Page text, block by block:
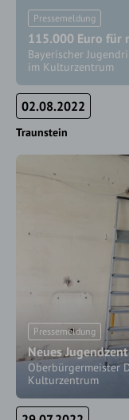
Pressemeldung
115.000 Euro für
Bayerischer
im Kulturzentrum
02.08.2022
Traunstein
Pressemeldung
Neues
Oberbürgermeister
Kulturzentrum